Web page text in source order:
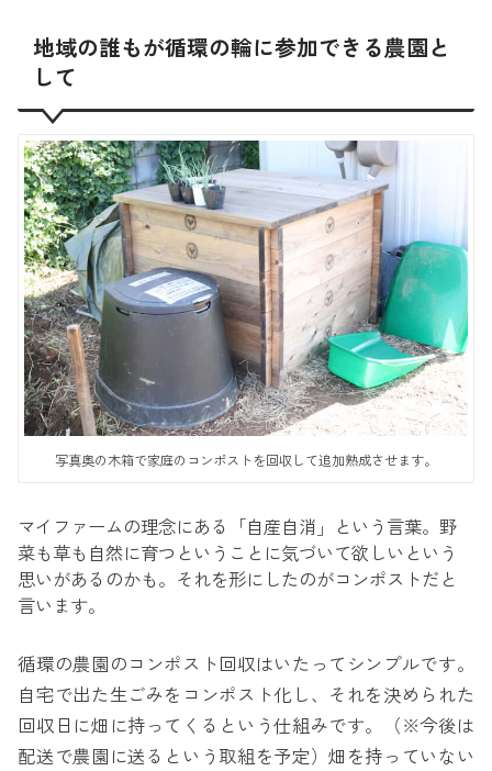
地域の誰もが循環の輪に参加できる農園と
して
写真奥の木箱で家庭のコンポストを回収して追加熟成させます。
マイファームの理念にある「自産自消」という言葉。野
菜も草も自然に育つということに気づいて欲しいという
思いがあるのかも。それを形にしたのがコンポストだと
言います。
循環の農園のコンポスト回収はいたってシンプルです。
自宅で出た生ごみをコンポスト化し、それを決められた
回収日に畑に持ってくるという仕組みです。（※今後は
配送で農園に送るという取組を予定）畑を持っていない